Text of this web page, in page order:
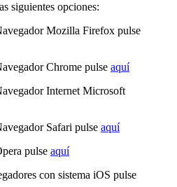
siguientes opciones:
Mozilla Firefox pulse
Chrome pulse aquí
Internet Microsoft
Safari pulse aquí
pulse aquí
con sistema iOS pulse